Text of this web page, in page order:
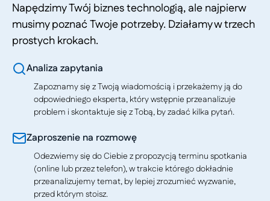
Napędzimy Twój biznes technologią, ale najpierw
musimy poznać Twoje potrzeby. Działamy w trzech
prostych krokach.
Analiza zapytania
Zapoznamy się z Twoją wiadomością i przekażemy ją do
odpowiedniego eksperta, który wstępnie przeanalizuje
problem i skontaktuje się z Tobą, by zadać kilka pytań.
Zaproszenie na rozmowę
Odezwiemy się do Ciebie z propozycją terminu spotkania
(online lub przez telefon), w trakcie którego dokładnie
przeanalizujemy temat, by lepiej zrozumieć wyzwanie,
przed którym stoisz.